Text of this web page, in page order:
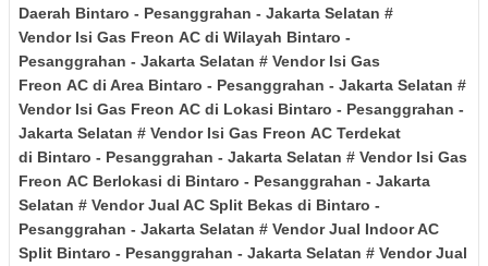
Daerah Bintaro - Pesanggrahan - Jakarta Selatan #
Vendor Isi Gas Freon AC di Wilayah Bintaro -
Pesanggrahan - Jakarta Selatan # Vendor Isi Gas
Freon AC di Area Bintaro - Pesanggrahan - Jakarta Selatan #
Vendor Isi Gas Freon AC di Lokasi Bintaro - Pesanggrahan -
Jakarta Selatan # Vendor Isi Gas Freon AC Terdekat
di Bintaro - Pesanggrahan - Jakarta Selatan # Vendor Isi Gas
Freon AC Berlokasi di Bintaro - Pesanggrahan - Jakarta
Selatan # Vendor Jual AC Split Bekas di Bintaro -
Pesanggrahan - Jakarta Selatan # Vendor Jual Indoor AC
Split Bintaro - Pesanggrahan - Jakarta Selatan # Vendor Jual